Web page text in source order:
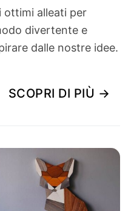
ottimi alleati per
divertente e
dalle nostre idee.
SCOPRI DI PIÙ →